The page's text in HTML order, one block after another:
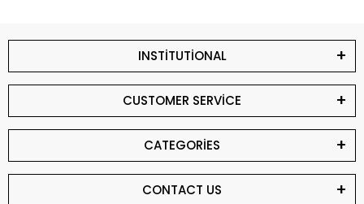
INSTİTUTİONAL
CUSTOMER SERVİCE
CATEGORİES
CONTACT US